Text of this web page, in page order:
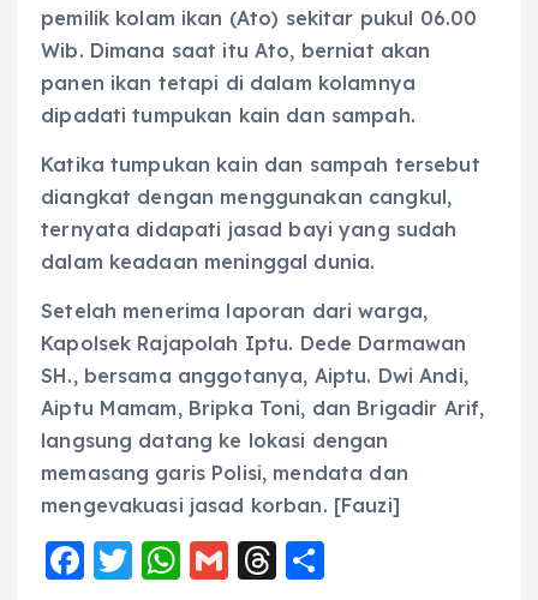
pemilik kolam ikan (Ato) sekitar pukul 06.00
Wib. Dimana saat itu Ato, berniat akan
panen ikan tetapi di dalam kolamnya
dipadati tumpukan kain dan sampah.
Katika tumpukan kain dan sampah tersebut
diangkat dengan menggunakan cangkul,
ternyata didapati jasad bayi yang sudah
dalam keadaan meninggal dunia.
Setelah menerima laporan dari warga,
Kapolsek Rajapolah Iptu. Dede Darmawan
SH., bersama anggotanya, Aiptu. Dwi Andi,
Aiptu Mamam, Bripka Toni, dan Brigadir Arif,
langsung datang ke lokasi dengan
memasang garis Polisi, mendata dan
mengevakuasi jasad korban. [Fauzi]
F
T
W G T